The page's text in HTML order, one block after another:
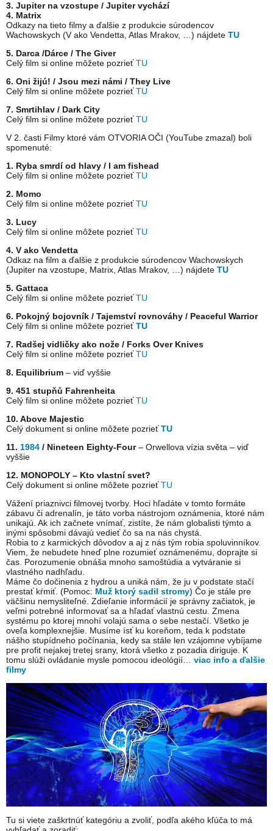
3. Jupiter na vzostupe / Jupiter vychází
4. Matrix
Odkazy na tieto filmy a ďalšie z produkcie súrodencov
Wachowskych (V ako Vendetta, Atlas Mrakov, …) nájdete TU
5. Darca /Dárce / The Giver
Celý film si online môžete pozrieťTU
6. Oni žijú! / Jsou mezi námi / They Live
Celý film si online môžete pozrieťTU
7. Smrtihlav / Dark City
Celý film si online môžete pozrieťTU
V 2. časti Filmy ktoré vám OTVORIA OČI (YouTube zmazal) boli
spomenuté:
1. Ryba smrdí od hlavy / I am fishead
Celý film si online môžete pozrieťTU
2. Momo
Celý film si online môžete pozrieťTU
3. Lucy
Celý film si online môžete pozrieťTU
4. V ako Vendetta
Odkaz na film a ďalšie z produkcie súrodencov Wachowskych
(Jupiter na vzostupe, Matrix, Atlas Mrakov, …) nájdete TU
5. Gattaca
Celý film si online môžete pozrieťTU
6. Pokojný bojovník / Tajemství rovnováhy / Peaceful Warrior
Celý film si online môžete pozrieťTU
7. Radšej vidličky ako nože / Forks Over Knives
Celý film si online môžete pozrieťTU
8. Equilibrium – viď vyššie
9. 451 stupňů Fahrenheita
Celý film si online môžete pozrieťTU
10. Above Majestic
Celý dokument si online môžete pozrieťTU
11. 1984 / Nineteen Eighty-Four– Orwellova vízia světa – viď
vyššie
12. MONOPOLY – Kto vlastní svet?
Celý dokument si online môžete pozrieťTU
Vážení priaznivci filmovej tvorby. Hoci hľadáte v tomto formáte
zábavu či adrenalín, je táto vorba nástrojom oznámenia, ktoré nám
unikajú. Ak ich začnete vnímať, zistíte, že nám globalisti týmto a
inými spôsobmi dávajú vedieť čo sa na nás chystá.
Robia to z karmických dôvodov a aj z nás tým robia spoluvinníkov.
Viem, že nebudete hneď plne rozumieť oznámenému, doprajte si
čas. Porozumenie obnáša mnoho samoštúdia a vytváranie si
vlastného nadhľadu.
Máme čo dočinenia z hydrou a uniká nám, že ju v podstate stačí
prestať kŕmiť. (Pomoc: Muž ktorý sadil stromy) Čo je stále pre
väčšinu nemysliteľné. Zdieľanie informácií je správny začiatok, je
veľmi potrebné informovať sa a hľadať vlastnú cestu. Zmena
systému po ktorej mnohí volajú sama o sebe nestačí. Všetko je
oveľa komplexnejšie. Musíme ísť ku koreňom, teda k podstate
nášho stupídneho počínania, kedy sa stále len vzájomne vybíjame
pre profit nejakej tretej srany, ktorá všetko z pozadia diriguje. K
tomu slúži ovládanie mysle pomocou ideológií… viac info a ďalšie
filmy
Tu si viete zaškrtnúť kategóriu a zvoliť, podľa akého kľúča to má